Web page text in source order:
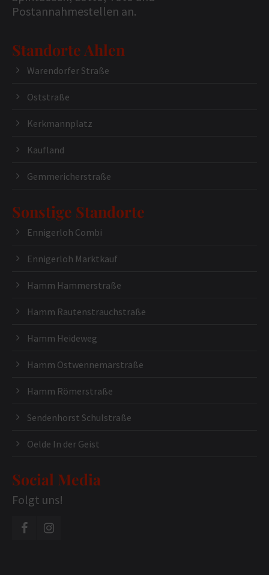
Postannahmestellen an.
Standorte Ahlen
Warendorfer Straße
Oststraße
Kerkmannplatz
Kaufland
Gemmericherstraße
Sonstige Standorte
Ennigerloh Combi
Ennigerloh Marktkauf
Hamm Hammerstraße
Hamm Rautenstrauchstraße
Hamm Heideweg
Hamm Ostwennemarstraße
Hamm Römerstraße
Sendenhorst Schulstraße
Oelde In der Geist
Social Media
Folgt uns!